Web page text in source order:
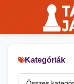
Kategóriák